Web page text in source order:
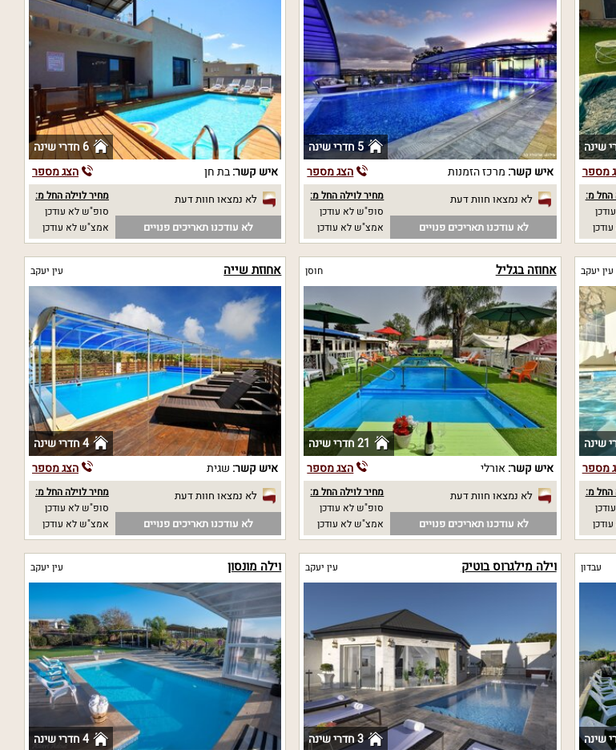
מספר
החל מ:
5 חדרי שינה
איש קשר: מרכז הזמנות הצג מספר
לא נמצאו חוות דעת
לא עודכנו תאריכים פנויים
מחיר לוילה החל מ:
סופ"ש לא עודכן
אמצ"ש לא עודכן
6 חדרי שינה
איש קשר:בת חן הצג מספר
לא נמצאו חוות דעת
לא עודכנו תאריכים פנויים
מחיר לוילה החל מ:
סופ"ש לא עודכן
אמצ"ש לא עודכן
עין יעקב
מספר
החל מ:
אחוזה בגליל חוסן
21 חדרי שינה
איש קשר: אורלי הצג מספר
לא נמצאו חוות דעת
לא עודכנו תאריכים פנויים
מחיר לוילה החל מ:
סופ"ש לא עודכן
אמצ"ש לא עודכן
אחוזת שייה עין יעקב
4 חדרי שינה
איש קשר: שגית הצג מספר
לא נמצאו חוות דעת
לא עודכנו תאריכים פנויים
מחיר לוילה החל מ:
סופ"ש לא עודכן
אמצ"ש לא עודכן
עבדון וילה מילגרוס בוטיק עין יעקב
3 חדרי שינה
וילה מונסון עין יעקב
4 חדרי שינה